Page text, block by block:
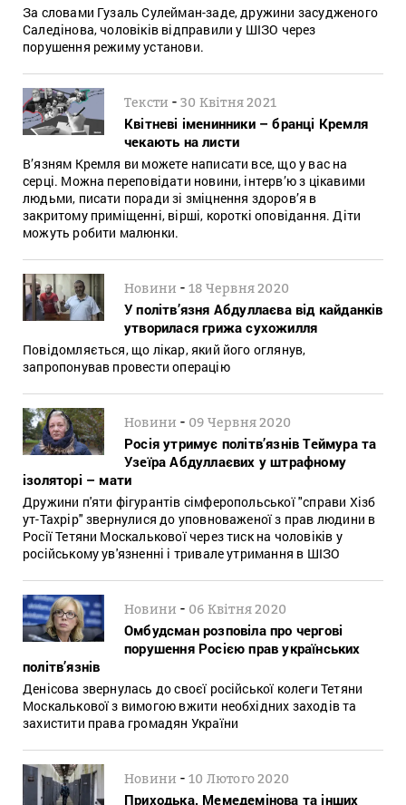
За словами Гузаль Сулейман-заде, дружини засудженого
Саледінова, чоловіків відправили у ШІЗО через
порушення режиму установи.
Тексти -30 Квітня 2021
Квітневі іменинники – бранці Кремля
чекають на листи
В’язням Кремля ви можете написати все, що у вас на
серці. Можна переповідати новини, інтерв’ю з цікавими
людьми, писати поради зі зміцнення здоров’я в
закритому приміщенні, вірші, короткі оповідання. Діти
можуть робити малюнки.
Новини -18 Червня 2020
У політв’язня Абдуллаєва від кайданків
утворилася грижа сухожилля
Повідомляється, що лікар, який його оглянув,
запропонував провести операцію
Новини - 09 Червня 2020
Росія утримує політв’язнів Теймура та
Узеїра Абдуллаєвих у штрафному
ізоляторі – мати
Дружини п'яти фігурантів сімферопольської "справи Хізб
ут-Тахрір" звернулися до уповноваженої з прав людини в
Росії Тетяни Москалькової через тиск на чоловіків у
російському ув'язненні і тривале утримання в ШІЗО
Новини - 06 Квітня 2020
Омбудсман розповіла про чергові
порушення Росією прав українських
політв’язнів
Денісова звернулась до своєї російської колеги Тетяни
Москалькової з вимогою вжити необхідних заходів та
захистити права громадян України
Новини -10 Лютого 2020
Приходька, Мемедемінова та інших